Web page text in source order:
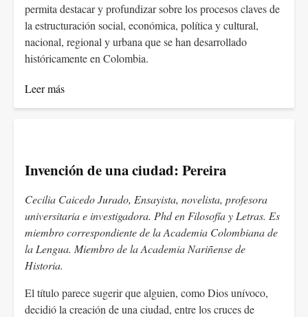
permita destacar y profundizar sobre los procesos claves de
la estructuración social, económica, política y cultural,
nacional, regional y urbana que se han desarrollado
históricamente en Colombia.
Leer más
Invención de una ciudad: Pereira
Cecilia Caicedo Jurado, Ensayista, novelista, profesora
universitaria e investigadora. Phd en Filosofía y Letras. Es
miembro correspondiente de la Academia Colombiana de
la Lengua. Miembro de la Academia Nariñense de
Historia.
El título parece sugerir que alguien, como Dios unívoco,
decidió la creación de una ciudad, entre los cruces de